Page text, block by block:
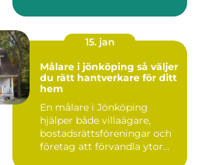
15. jan
Målare i jönköping så väljer
du rätt hantverkare för ditt
hem
En målare i Jönköping
hjälper både villaägare,
bostadsrättsföreningar och
företag att förvandla ytor...